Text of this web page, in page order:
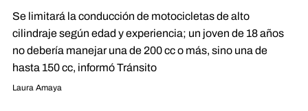
Se limitará la conducción de motocicletas de alto
cilindraje según edad y experiencia; un joven de 18 años
no debería manejar una de 200 cc o más, sino una de
hasta 150 cc, informó Tránsito
Laura Amaya